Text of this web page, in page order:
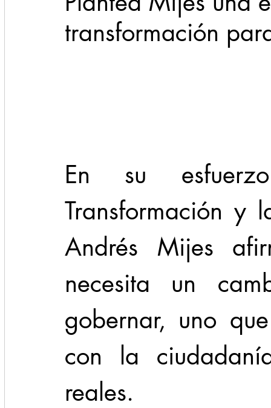
Espectaculos Clima Principal Salud
transformación
En su
Transformación y
Andrés Mijes
necesita un
gobernar, uno
con la
reales.